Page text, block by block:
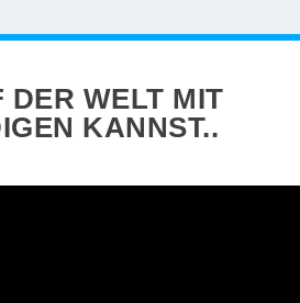
WELT MIT
KANNST..